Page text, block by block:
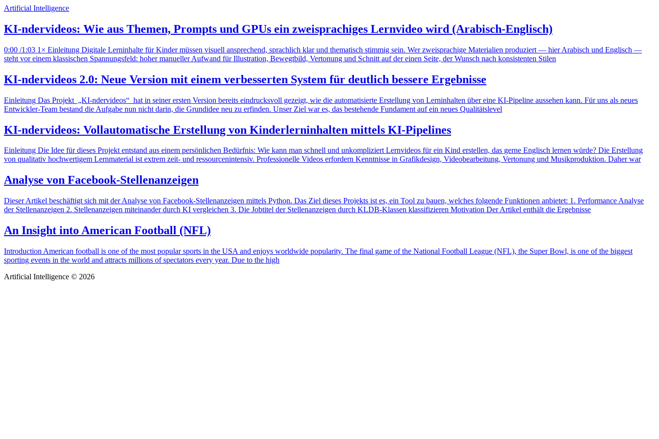
Artificial Intelligence
KI-ndervideos: Wie aus Themen, Prompts und GPUs ein zweisprachiges Lernvideo wird (Arabisch-Englisch)
0:00 /1:03 1× Einleitung Digitale Lerninhalte für Kinder müssen visuell ansprechend, sprachlich klar und thematisch stimmig sein. Wer zweisprachige Materialien produziert — hier Arabisch und Englisch —
steht vor einem klassischen Spannungsfeld: hoher manueller Aufwand für Illustration, Bewegtbild, Vertonung und Schnitt auf der einen Seite, der Wunsch nach konsistenten Stilen
KI-ndervideos 2.0: Neue Version mit einem verbesserten System für deutlich bessere Ergebnisse
Einleitung Das Projekt „KI-ndervideos“ hat in seiner ersten Version bereits eindrucksvoll gezeigt, wie die automatisierte Erstellung von Lerninhalten über eine KI-Pipeline aussehen kann. Für uns als neues
Entwickler-Team bestand die Aufgabe nun nicht darin, die Grundidee neu zu erfinden. Unser Ziel war es, das bestehende Fundament auf ein neues Qualitätslevel
KI-ndervideos: Vollautomatische Erstellung von Kinderlerninhalten mittels KI-Pipelines
Einleitung Die Idee für dieses Projekt entstand aus einem persönlichen Bedürfnis: Wie kann man schnell und unkompliziert Lernvideos für ein Kind erstellen, das gerne Englisch lernen würde? Die Erstellung
von qualitativ hochwertigem Lernmaterial ist extrem zeit- und ressourcenintensiv. Professionelle Videos erfordern Kenntnisse in Grafikdesign, Videobearbeitung, Vertonung und Musikproduktion. Daher war
Analyse von Facebook-Stellenanzeigen
Dieser Artikel beschäftigt sich mit der Analyse von Facebook-Stellenanzeigen mittels Python. Das Ziel dieses Projekts ist es, ein Tool zu bauen, welches folgende Funktionen anbietet: 1. Performance Analyse
der Stellenanzeigen 2. Stellenanzeigen miteinander durch KI vergleichen 3. Die Jobtitel der Stellenanzeigen durch KLDB-Klassen klassifizieren Motivation Der Artikel enthält die Ergebnisse
An Insight into American Football (NFL)
Introduction American football is one of the most popular sports in the USA and enjoys worldwide popularity. The final game of the National Football League (NFL), the Super Bowl, is one of the biggest
sporting events in the world and attracts millions of spectators every year. Due to the high
Artificial Intelligence © 2026